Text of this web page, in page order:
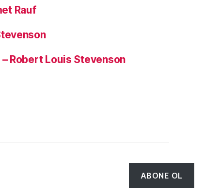
Rauf
Robert Louis Stevenson
Tepe↑
ABONE OL